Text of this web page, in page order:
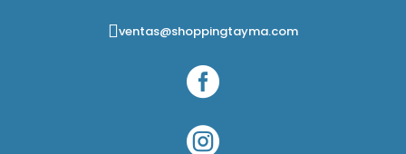
ventas@shoppingtayma.com

